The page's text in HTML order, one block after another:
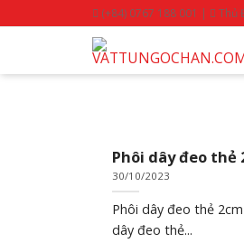
to
(+84) 0767 188 001 | Thủ
Phôi dây đeo thẻ
30/10/2023
Phôi dây đeo thẻ
dây đeo thẻ...